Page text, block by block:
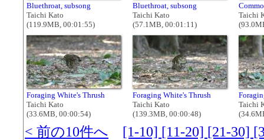
Bluethroat, subsong
Taichi Kato
(119.9MB, 00:01:55)
Bluethroat, subsong
Taichi Kato
(57.1MB, 00:01:11)
Taichi
Foraging White's Thrush
Taichi Kato
(33.6MB, 00:00:54)
Foraging White's Thrush
Taichi Kato
(139.3MB, 00:00:48)
Taichi
< 前の10件へ [1-10] [11-20] [21-30]